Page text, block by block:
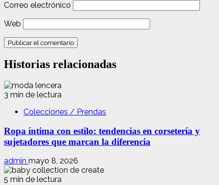
Correo electrónico
Web
Historias relacionadas
3 min de lectura
Colecciones / Prendas
Ropa íntima con estilo: tendencias en corsetería y
sujetadores que marcan la diferencia
admin mayo 8, 2026
5 min de lectura